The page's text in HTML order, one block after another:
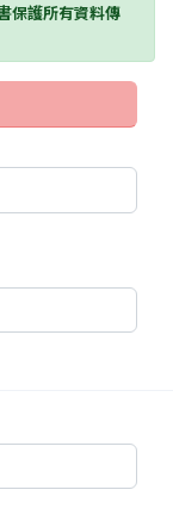
保護所有資料傳